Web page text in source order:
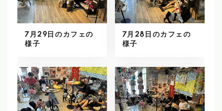
7月29日のカフェの
様子
7月28日のカフェの
様子